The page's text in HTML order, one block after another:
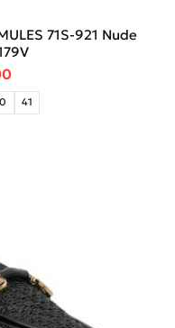
71S-921 Nude
price was: €59.95.
Η τρέχουσα τιμή
41